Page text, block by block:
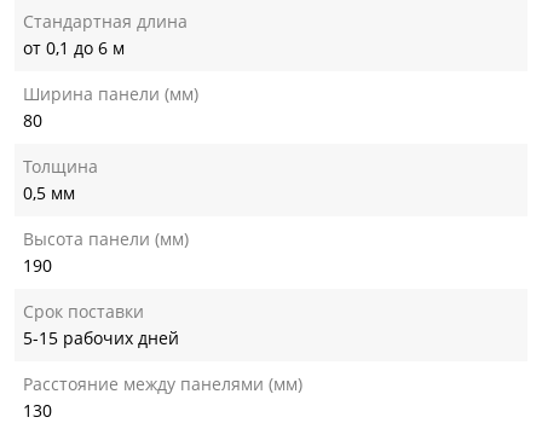
Стандартная длина
от 0,1 до 6 м
Ширина панели (мм)
80
Толщина
0,5 мм
Высота панели (мм)
190
Срок поставки
5-15 рабочих дней
Расстояние между панелями (мм)
130